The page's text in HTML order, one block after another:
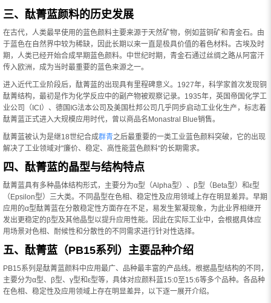
三、酞菁蓝颜料的历史发展
在古代，人类最早使用的蓝色颜料主要来源于天然矿物，例如蓝铜矿和青金石。由
于蓝色在自然界中较为稀缺，因此长期以来一直是极具价值的着色材料。古埃及时
期，人类已经开始合成早期蓝色颜料。中世纪时期，青金石通过丝绸之路从阿富汗
传入欧洲，成为当时最重要的蓝色来源之一。
进入近代工业阶段后，酞菁蓝的出现具有里程碑意义。1927年，科学家首次发现铜
酞菁结构，最初是作为化学反应中的副产物被观察记录。1935年，英国帝国化学工
业公司（ICI）、德国IG法本公司及美国杜邦公司几乎同步启动工业化生产，标志着
酞菁蓝正式进入大规模应用时代，曾以商品名Monastral Blue销售。
酞菁蓝被认为是继18世纪合成群青之后最重要的一类工业蓝色颜料突破，它的出现
解决了工业领域对"廉价、稳定、高性能蓝色颜料"的长期需求。
四、酞菁蓝的晶型与结构特点
酞菁蓝具有多种晶体结构形式，主要分为α型（Alpha型）、β型（Beta型）和ε型
（Epsilon型）三大类。不同晶型在色相、稳定性及应用领域上存在明显差异。早期
应用的α型酞菁蓝在分散稳定性方面存在不足，易发生絮凝现象，为此业界相继开
发出更稳定的β型及其他晶型以提升应用性能。因此在实际工业中，会根据具体应
用场景对色相、耐候性和分散性的不同需求进行针对性选择。
五、酞菁蓝（PB15系列）主要品种介绍
PB15系列是酞菁蓝颜料中应用最广、品种最丰富的产品线。根据晶型结构的不同，
主要分为α型、β型、γ型和ε型等，具体对应颜料蓝15:0至15:6等多个品种。各品种
在色相、稳定性及应用领域上存在明显差异，以下逐一展开介绍。